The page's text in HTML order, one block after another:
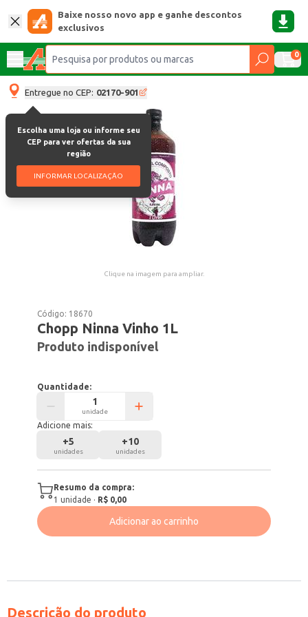
Baixe nosso novo app e ganhe descontos
exclusivos
0
Entregue no CEP: 02170-901
Escolha uma loja ou informe seu
CEP para ver ofertas da sua
região
INFORMAR LOCALIZAÇÃO
Clique na imagem para ampliar.
Código: 18670
Chopp Ninna Vinho 1L
Produto indisponível
Quantidade:
unidade
Adicione mais:
+5
unidades
+10
unidades
Resumo da compra:
1 unidade · R$ 0,00
Adicionar ao carrinho
Descrição do produto